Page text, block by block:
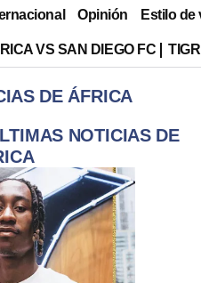
Opinión Estilo de
VS SAN DIEGO FC
DE ÁFRICA
NOTICIAS DE